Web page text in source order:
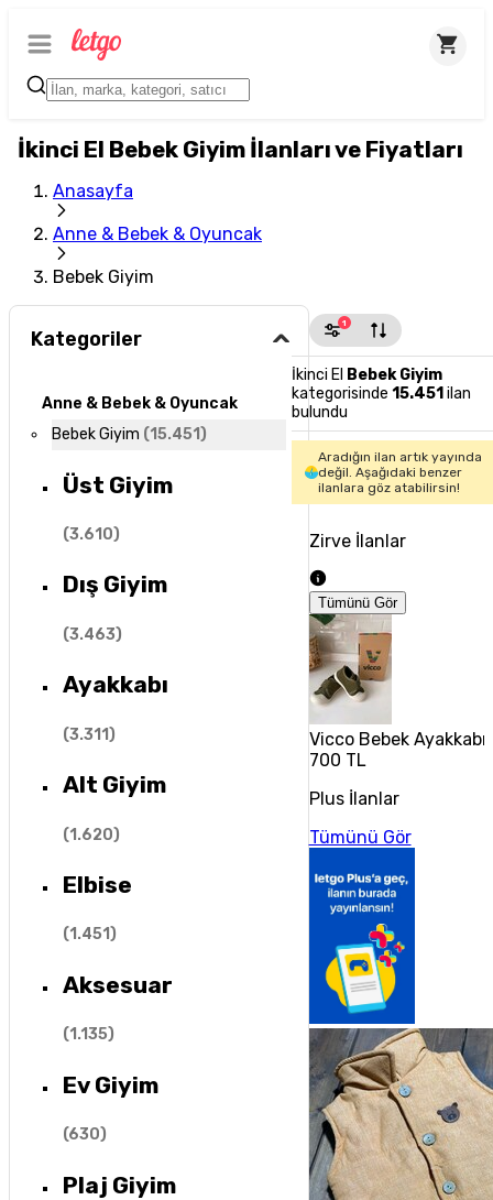
İkinci El Bebek Giyim İlanları ve Fiyatları
Anasayfa
Anne & Bebek & Oyuncak
Bebek Giyim
Kategoriler
Anne & Bebek & Oyuncak
Bebek Giyim (15.451)
Üst Giyim
(3.610)
Dış Giyim
(3.463)
Ayakkabı
(3.311)
Alt Giyim
(1.620)
Elbise
(1.451)
Aksesuar
(1.135)
Ev Giyim
(630)
Plaj Giyim
1
İkinci El Bebek Giyim
kategorisinde 15.451 ilan
bulundu
Aradığın ilan artık yayında
değil. Aşağıdaki benzer
ilanlara göz atabilirsin!
Zirve İlanlar
Tümünü Gör
Vicco Bebek
700 TL
Plus İlanlar
Tümünü Gör